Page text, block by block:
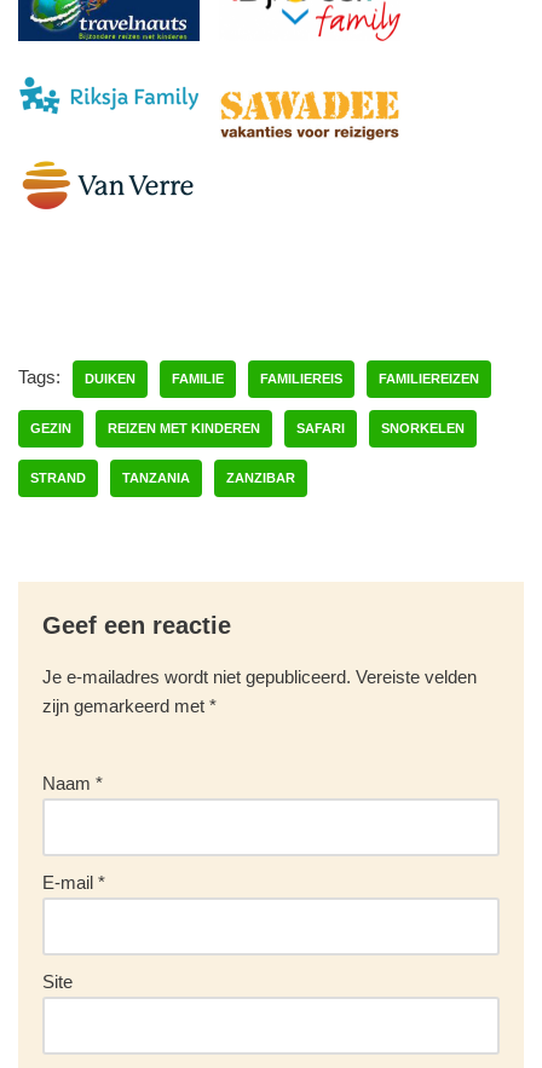
Tags: DUIKEN FAMILIE FAMILIEREIS FAMILIEREIZEN
GEZIN REIZEN MET KINDEREN SAFARI SNORKELEN
STRAND TANZANIA ZANZIBAR
Geef een reactie
Je e-mailadres wordt niet gepubliceerd. Vereiste velden
zijn gemarkeerd met *
Naam *
E-mail *
Site